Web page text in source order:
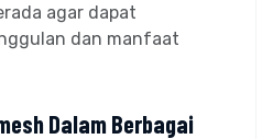
agar dapat
dan manfaat
Dalam Berbagai